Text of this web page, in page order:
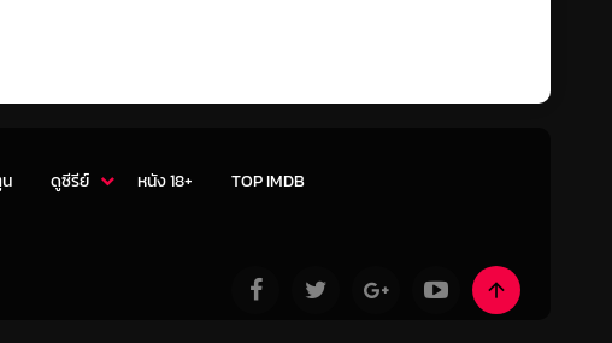
ดูซีรีย์ หนัง 18+ TOP IMDB